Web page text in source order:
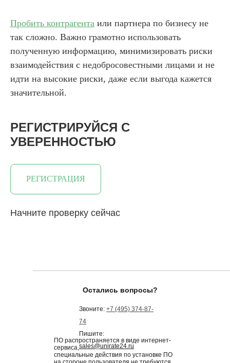
Пробить контрагента или партнера по бизнесу не
так сложно. Важно грамотно использовать
полученную информацию, минимизировать риски
взаимодействия с недобросовестными лицами и не
идти на высокие риски, даже если выгода кажется
значительной.
РЕГИСТРИРУЙСЯ С
УВЕРЕННОСТЬЮ
РЕГИСТРАЦИЯ
Начните проверку сейчас
ПО распространяется в виде интернет-
сервиса,
специальные действия по установке ПО
Звоните: +7 (495) 374-87-
74
Пишите:
sales@unirate24.ru
Остались вопросы?